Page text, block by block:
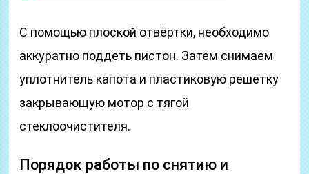
С помощью плоской отвёртки, необходимо
аккуратно поддеть пистон. Затем снимаем
уплотнитель капота и пластиковую решетку
закрывающую мотор с тягой
стеклоочистителя.
Порядок работы по снятию и